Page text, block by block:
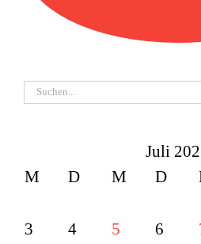
Suche
Juli
M
D M D
3
4 5 6